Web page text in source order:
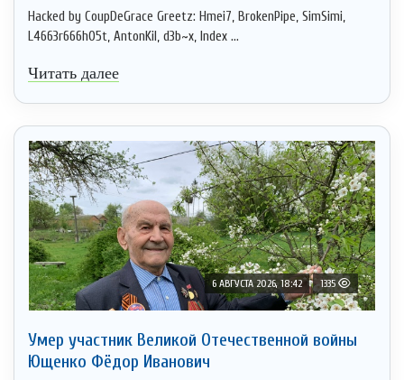
Hacked by CoupDeGrace Greetz: Hmei7, BrokenPipe, SimSimi,
L4663r666h05t, AntonKil, d3b~x, Index ...
Читать далее
6 АВГУСТА 2026, 18:42 1335
Умер участник Великой Отечественной войны
Ющенко Фёдор Иванович